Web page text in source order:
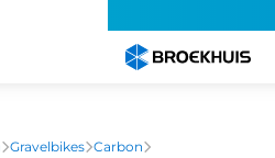
Gravelbikes Carbon